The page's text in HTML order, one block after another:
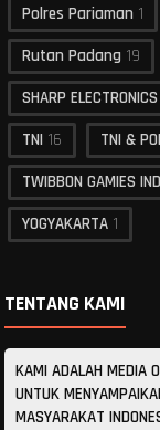
Polres Pariaman 1
Rutan Padang 19
SHARP
TNI 16 TNI &
TWIBBON GAMIES
YOGYAKARTA 1
TENTANG KAMI
KAMI ADALAH MEDIA
UNTUK
MASYARAKAT